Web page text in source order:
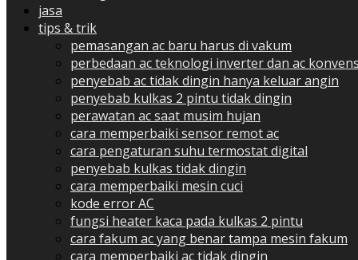
jasa
tips & trik
pemasangan ac baru harus di vakum
perbedaan ac teknologi inverter dan ac
penyebab ac tidak dingin hanya keluar angin
penyebab kulkas 2 pintu tidak dingin
perawatan ac saat musim hujan
cara memperbaiki sensor remot ac
cara pengaturan suhu termostat digital
penyebab kulkas tidak dingin
cara memperbaiki mesin cuci
kode error AC
fungsi heater kaca pada kulkas 2 pintu
cara fakum ac yang benar tampa mesin fakum
cara memperbaiki ac tidak dingin